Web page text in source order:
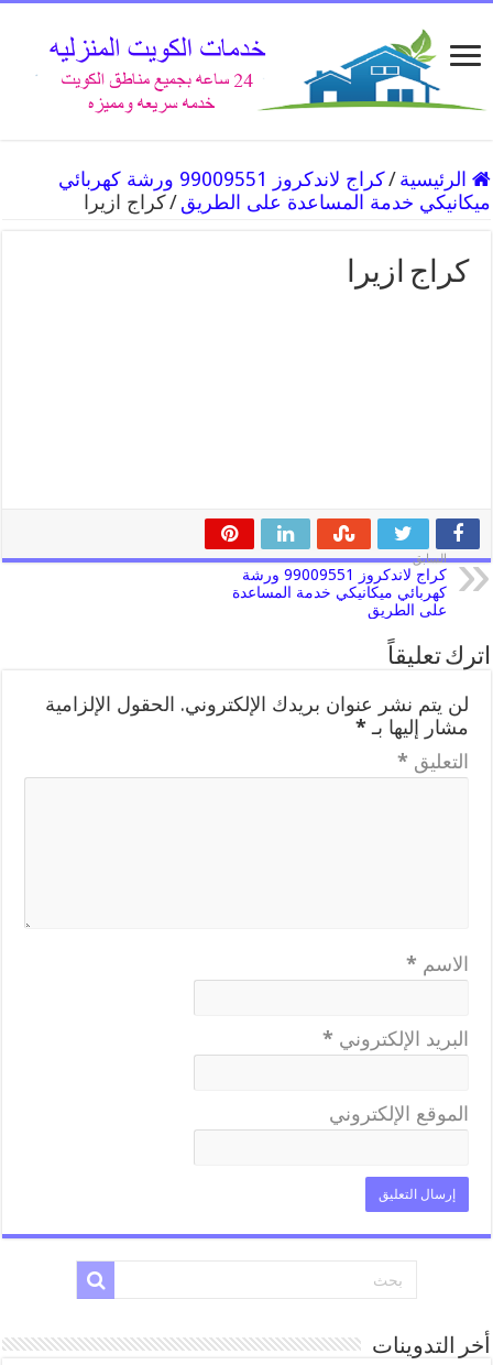
الرئيسية /
كراج لاندكروز 99009551 ورشة كهربائي
ميكانيكي خدمة المساعدة على الطريق /كراج ازيرا
كراج ازيرا
السابق
كراج لاندكروز 99009551 ورشة
كهربائي ميكانيكي خدمة المساعدة
على الطريق
اترك تعليقاً
لن يتم نشر عنوان بريدك الإلكتروني. الحقول الإلزامية
مشار إليها بـ*
التعليق *
الاسم *
البريد الإلكتروني *
الموقع الإلكتروني
أخر التدوينات